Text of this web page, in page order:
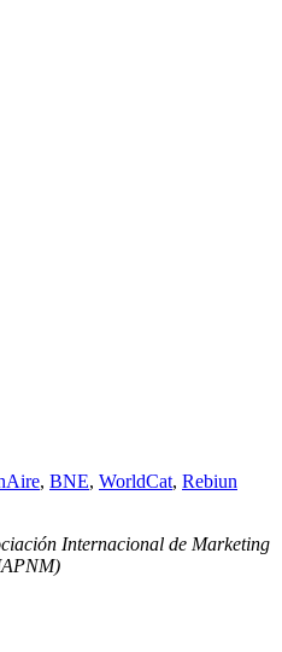
, BNE, WorldCat, Rebiun
Internacional de Marketing